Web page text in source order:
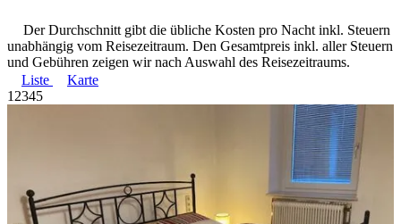
Der Durchschnitt gibt die übliche Kosten pro Nacht inkl. Steuern
unabhängig vom Reisezeitraum. Den Gesamtpreis inkl. aller Steuern
und Gebühren zeigen wir nach Auswahl des Reisezeitraums.
Liste
Karte
1 2345